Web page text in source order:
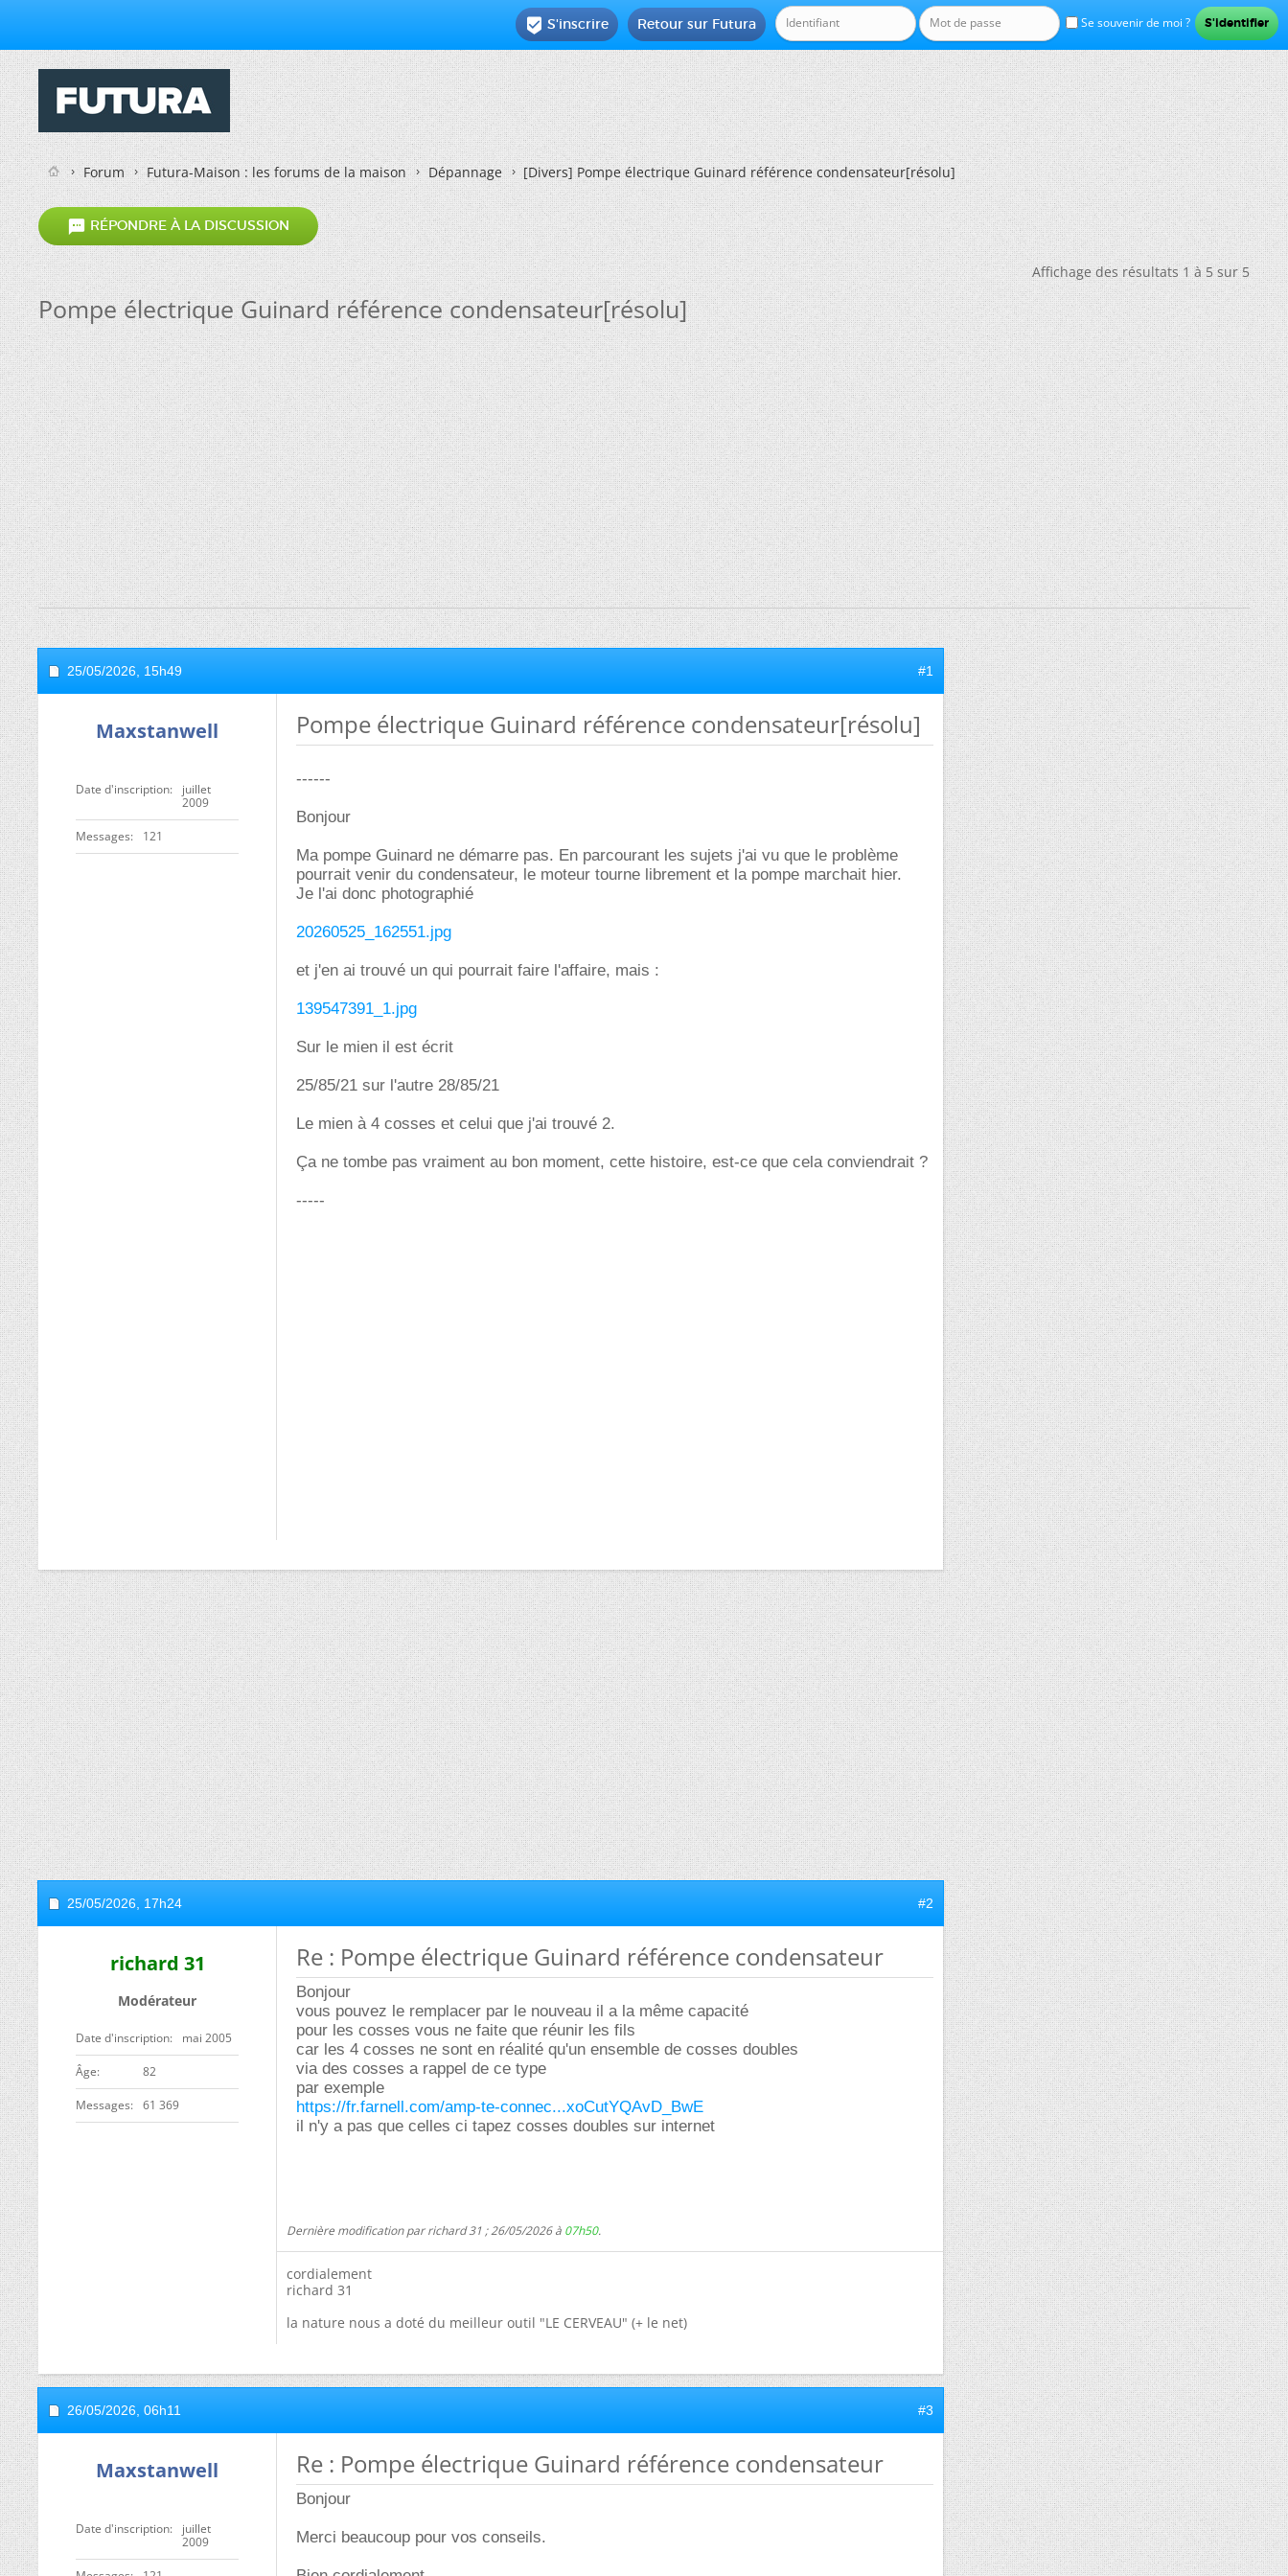
Se souvenir de moi ?
Retour sur Futura
 S'inscrire
Forum Futura-Maison : les forums de la maison Dépannage [Divers]Pompe électrique Guinard référence condensateur[résolu]
 RÉPONDRE À LA DISCUSSION
Affichage des résultats 1 à 5 sur 5
Pompe électrique Guinard référence condensateur[résolu]
25/05/2026, 15h49 #1
Maxstanwell
Date d'inscription
juillet
2009
Messages 121
Pompe électrique Guinard référence condensateur[résolu]
------
Bonjour
Ma pompe Guinard ne démarre pas. En parcourant les sujets j'ai vu que le problème
pourrait venir du condensateur, le moteur tourne librement et la pompe marchait hier.
Je l'ai donc photographié
20260525_162551.jpg
et j'en ai trouvé un qui pourrait faire l'affaire, mais :
139547391_1.jpg
Sur le mien il est écrit
25/85/21 sur l'autre 28/85/21
Le mien à 4 cosses et celui que j'ai trouvé 2.
Ça ne tombe pas vraiment au bon moment, cette histoire, est-ce que cela conviendrait ?
-----
25/05/2026, 17h24 #2
richard 31
Modérateur
Date d'inscription mai 2005
ge 82
Messages 61 369
Re : Pompe électrique Guinard référence condensateur
Bonjour
vous pouvez le remplacer par le nouveau il a la même capacité
pour les cosses vous ne faite que réunir les fils
car les 4 cosses ne sont en réalité qu'un ensemble de cosses doubles
via des cosses a rappel de ce type
par exemple
https://fr.farnell.com/amp-te-connec...xoCutYQAvD_BwE
il n'y a pas que celles ci tapez cosses doubles sur internet
Dernière modification par richard 31 ; 26/05/2026 à 07h50.
cordialement
richard 31
la nature nous a doté du meilleur outil "LE CERVEAU" (+ le net)
26/05/2026, 06h11 #3
Maxstanwell
Date d'inscription
juillet
2009
Re : Pompe électrique Guinard référence condensateur
Bonjour
Merci beaucoup pour vos conseils.